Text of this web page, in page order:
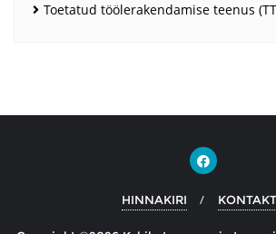
Toetatud töölerakendamise teenus
HINNAKIRI KONTAKT